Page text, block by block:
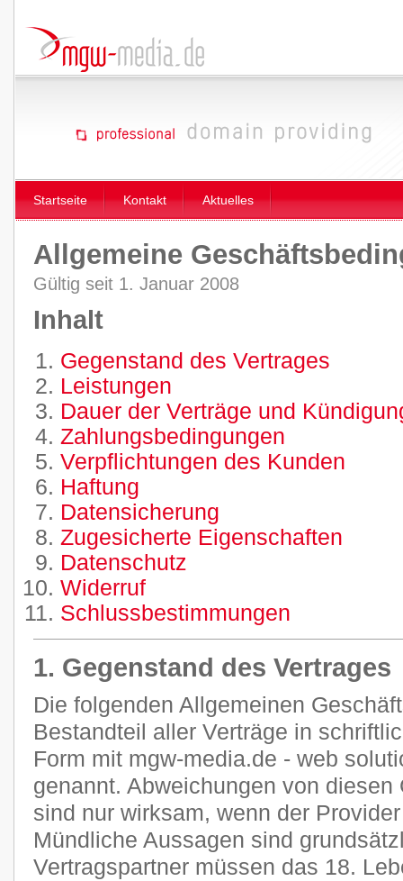
Startseite Kontakt Aktuelles
Allgemeine
Gültig seit 1. Januar 2008
Inhalt
Gegenstand des Vertrages
Leistungen
Dauer der Verträge und
Zahlungsbedingungen
Verpflichtungen des Kunden
Haftung
Datensicherung
Zugesicherte Eigenschaften
Datenschutz
Widerruf
Schlussbestimmungen
1. Gegenstand des Vertrages
Die folgenden Allgemeinen
Bestandteil aller Verträge in
Form mit mgw-media.de - web
genannt. Abweichungen von
sind nur wirksam, wenn der
Mündliche Aussagen sind
Vertragspartner müssen das 18.